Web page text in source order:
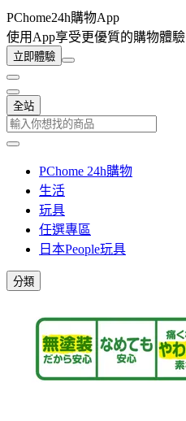
PChome24h購物App
使用App享受更優質的購物體驗
立即體驗
全站
PChome 24h購物
生活
玩具
任選專區
日本People玩具
分類